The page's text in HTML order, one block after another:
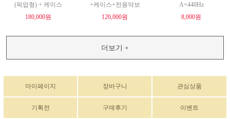
(픽업형) + 케이스
180,000원
+케이스+전용악보
120,000원
A=440Hz
8,000원
더보기 +
마이페이지 장바구니 관심상품
기획전 구매후기 이벤트